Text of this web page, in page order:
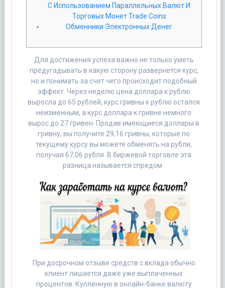
С Использованием Параллельных Валют И
Торговых Монет Trade Coins
Обменники Электронных Денег
Для достижения успеха важно не только уметь
предугадывать в какую сторону развернется курс,
но и понимать за счет чего происходит подобный
эффект. Через неделю цена доллара к рублю
выросла до 65 рублей, курс гривны к рублю остался
неизменным, а курс доллара к гривне немного
вырос до 27 гривен. Продав имеющиеся доллары в
гривну, вы получите 29,16 гривны, которые по
текущему курсу вы можете обменять на рубли,
получая 67,06 рубля. В биржевой торговле эта
разница называется спредом .
При досрочном отзыве средств с вклада обычно
клиент лишается даже уже выплаченных
процентов. Купленную в онлайн-банке валюту